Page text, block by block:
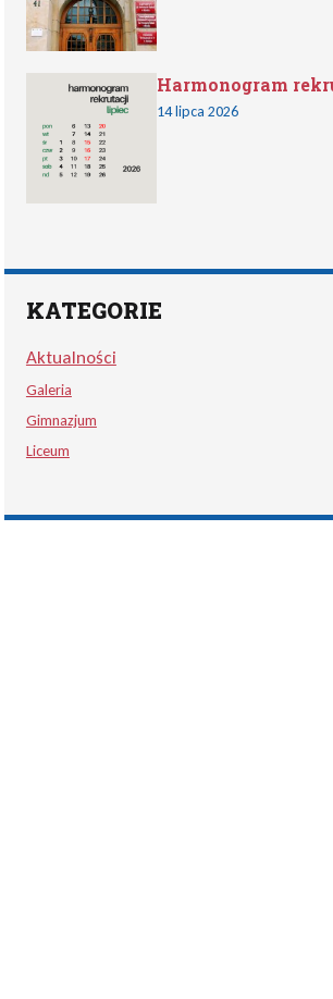
Harmonogram
14 lipca 2026
KATEGORIE
Aktualności
Galeria
Gimnazjum
Liceum